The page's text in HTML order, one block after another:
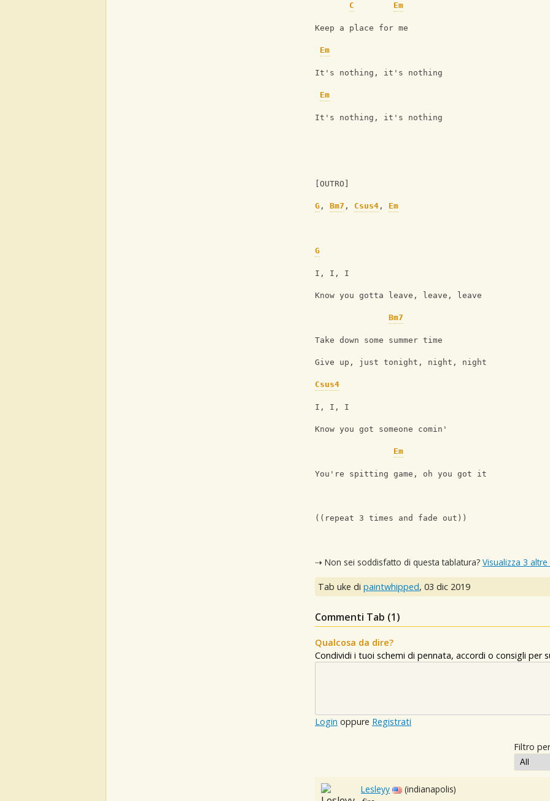
C Em
Keep a place for me
Em
It's nothing, it's nothing
Em
It's nothing, it's nothing
[OUTRO]
G , Bm7 , Csus4 , Em
G
I, I, I
Know you gotta leave, leave, leave
Bm7
Take down some summer time
Give up, just tonight, night, night
Csus4
I, I, I
Know you got someone comin'
Em
You're spitting game, oh you got it
((repeat 3 times and fade out))
⇢ Non sei soddisfatto di questa tablatura? Visualizza 3
Tab uke di paintwhipped, 03 dic 2019
Commenti Tab (1)
Qualcosa da dire?
Condividi i tuoi schemi di pennata, accordi o consigli per
Login oppure Registrati
Filtro
Lesleyy
(indianapolis)